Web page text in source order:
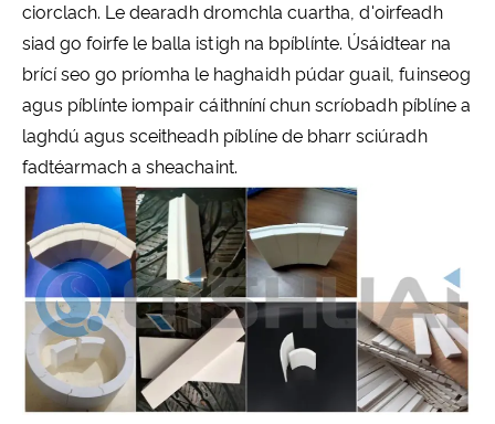
ciorclach. Le dearadh dromchla cuartha, d'oirfeadh
siad go foirfe le balla istigh na bpíblínte. Úsáidtear na
brící seo go príomha le haghaidh púdar guail, fuinseog
agus píblínte iompair cáithníní chun scríobadh píblíne a
laghdú agus sceitheadh ​​píblíne de bharr sciúradh
fadtéarmach a sheachaint.